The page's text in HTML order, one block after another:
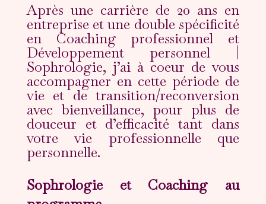
Après une carrière de 20 ans en
entreprise et une double spécificité
en Coaching professionnel et
Développement personnel |
Sophrologie, j’ai à coeur de vous
accompagner en cette période de
vie et de transition/reconversion
avec bienveillance, pour plus de
douceur et d’efficacité tant dans
votre vie professionnelle que
personnelle.
Sophrologie et Coaching au